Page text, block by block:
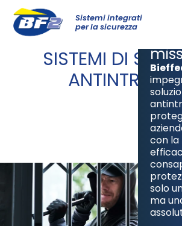
Sistemi integrati
per la sicurezza
SISTEMI DI
con la
solo
ma